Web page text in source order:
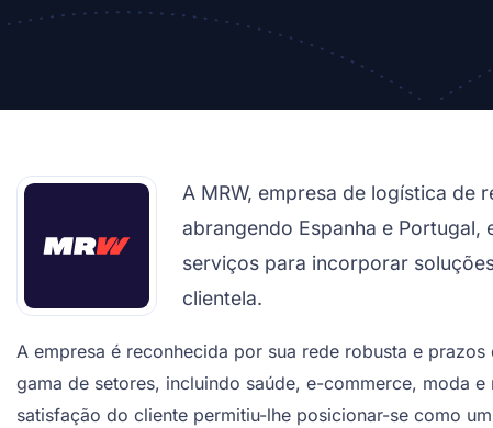
A MRW, empresa de logística de
abrangendo Espanha e Portugal,
serviços para incorporar
clientela.
A empresa é reconhecida por sua rede robusta e
gama de setores, incluindo saúde, e-commerce, moda
satisfação do cliente permitiu-lhe posicionar-se como